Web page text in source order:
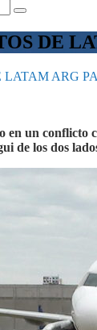
DE
ARG
un conflicto
de los dos